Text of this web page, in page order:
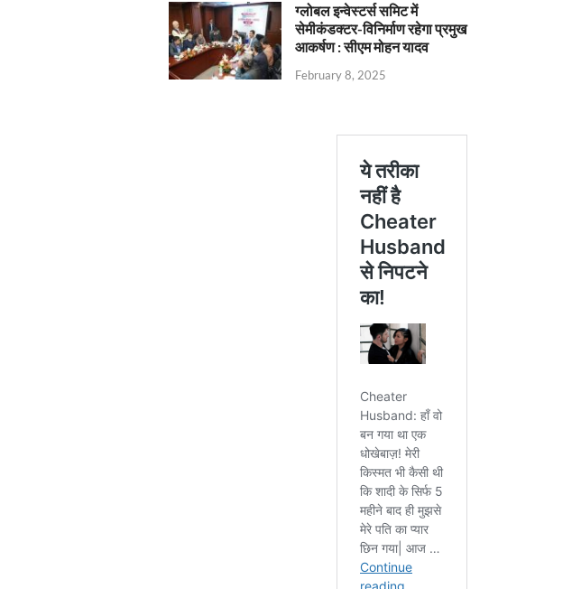
ग्लोबल इन्वेस्टर्स समिट में
सेमीकंडक्टर-विनिर्माण रहेगा प्रमुख
आकर्षण : सीएम मोहन यादव
February 8, 2025